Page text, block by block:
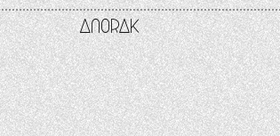
Anorak
Studio